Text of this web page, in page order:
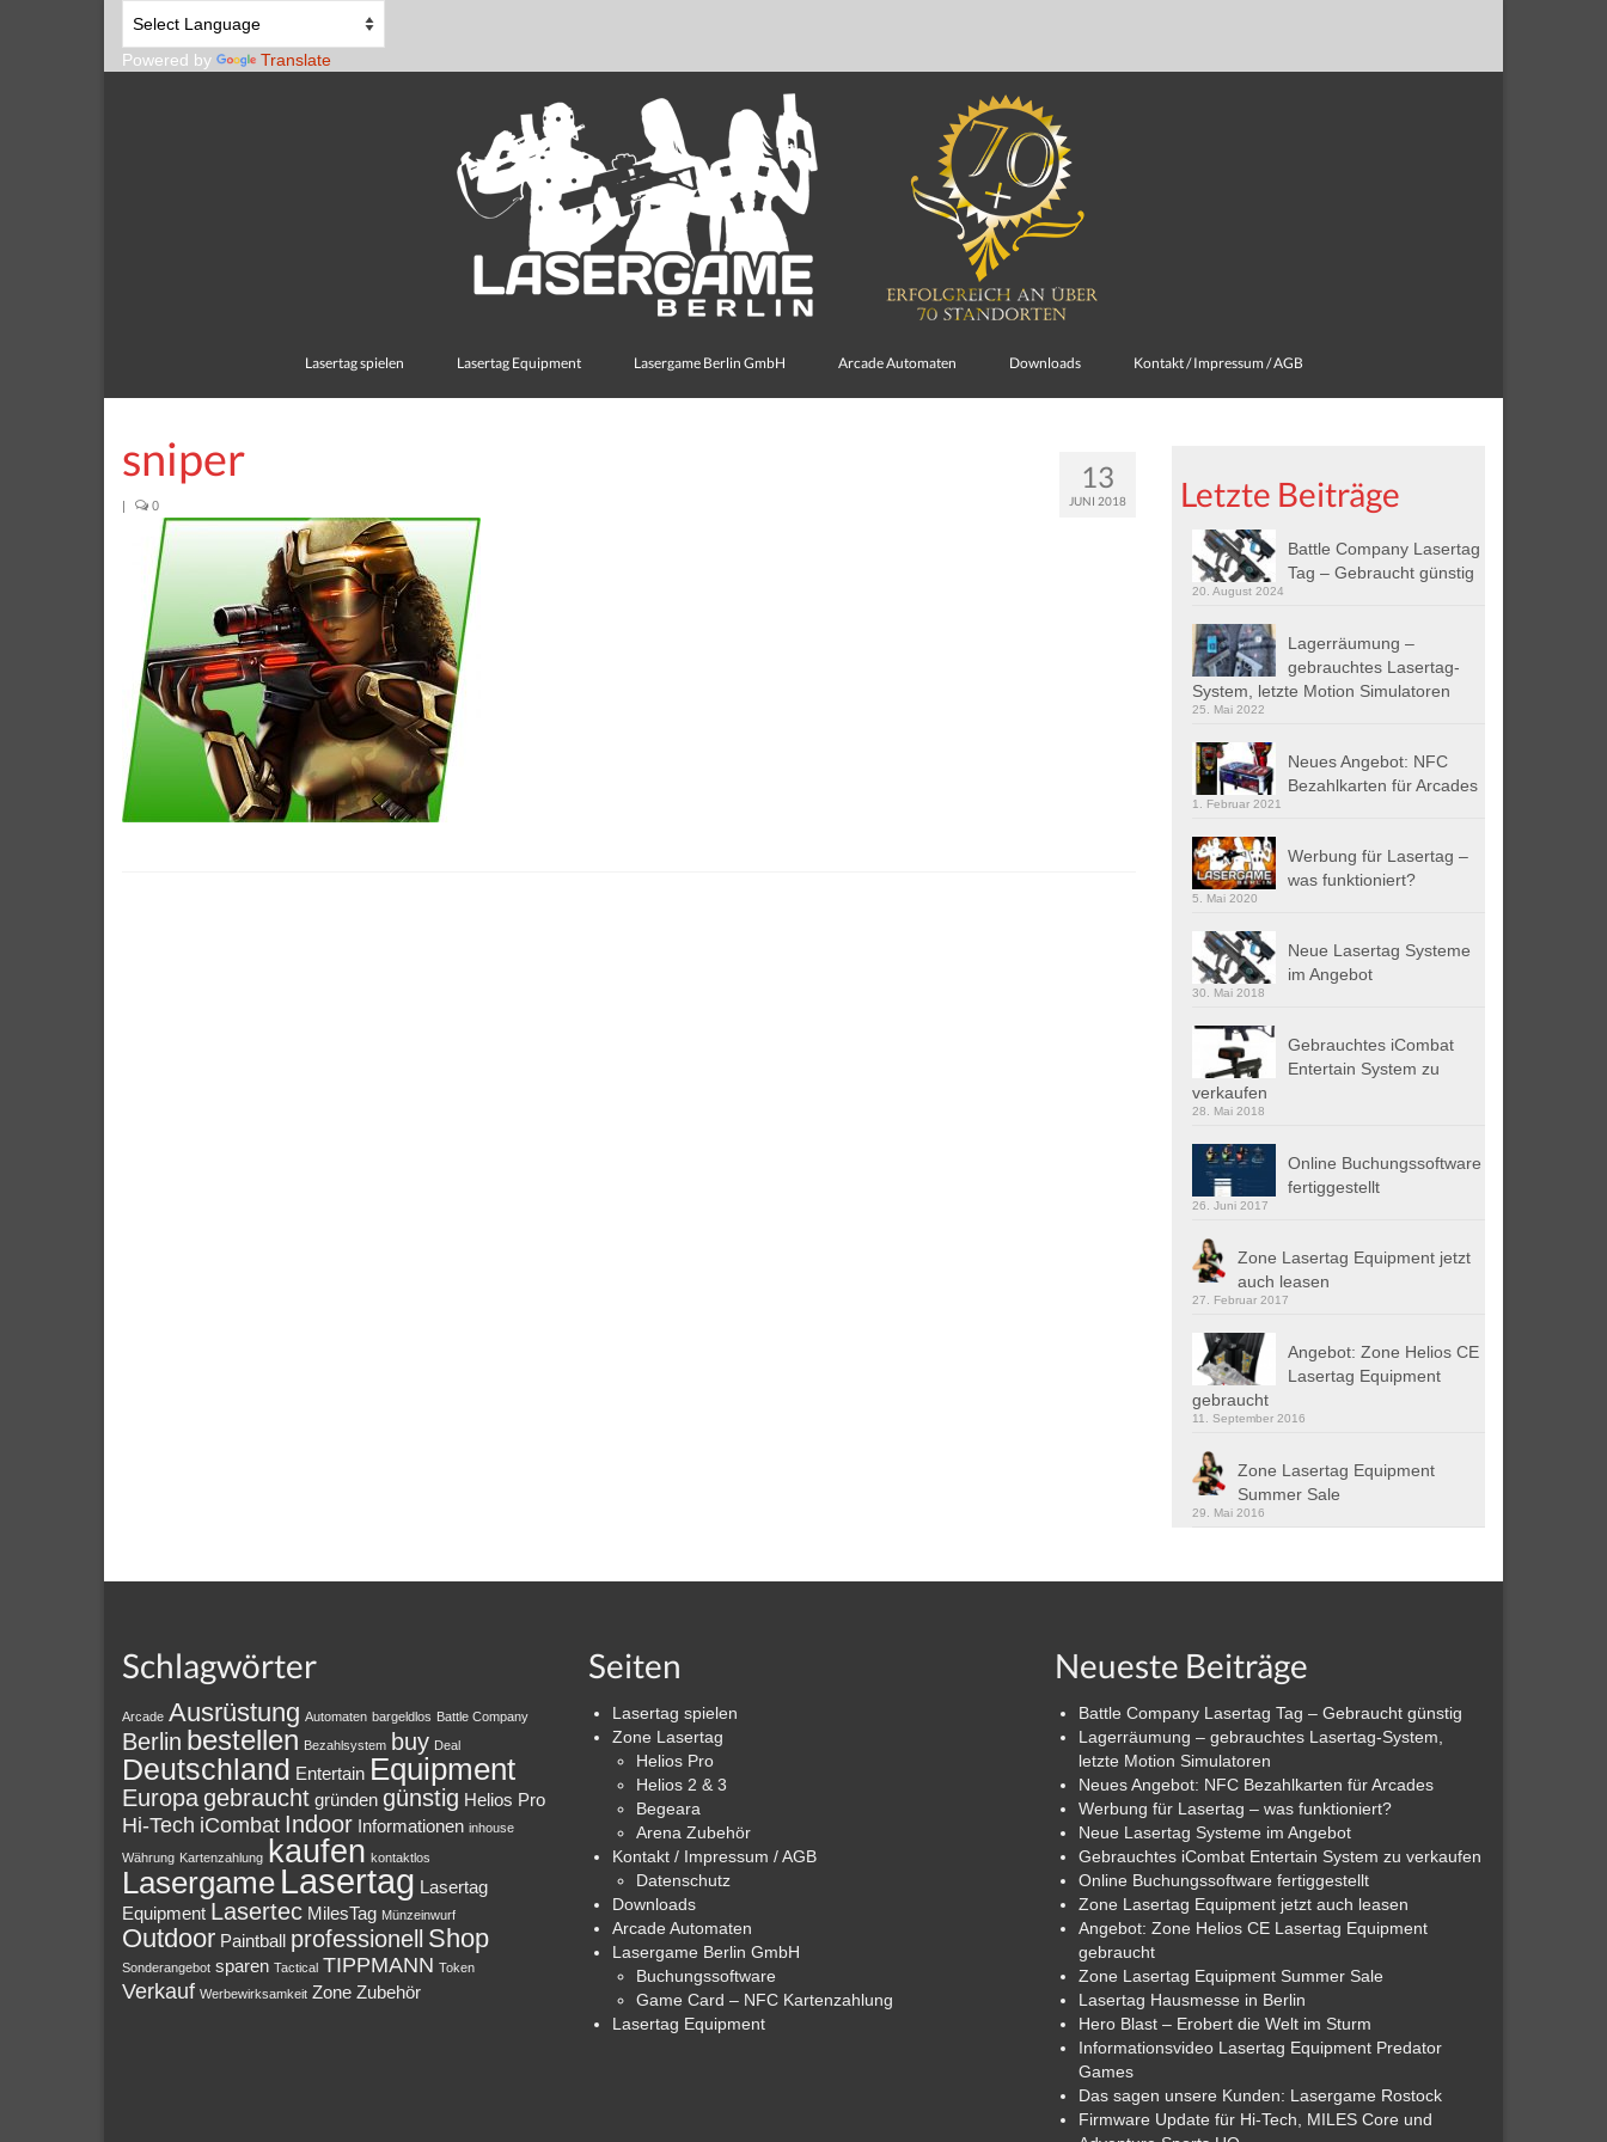
Powered by Translate
Lasertag spielen Lasertag Equipment Lasergame Berlin GmbH Arcade Automaten Downloads Kontakt / Impressum / AGB
13
JUNI 2018
sniper
| 0 Letzte Beiträge
Battle Company Lasertag
Tag – Gebraucht günstig
20. August 2024
Lagerräumung –
gebrauchtes Lasertag-
System, letzte Motion Simulatoren
25. Mai 2022
Neues Angebot: NFC
Bezahlkarten für Arcades
1. Februar 2021
Werbung für Lasertag –
was funktioniert?
5. Mai 2020
Neue Lasertag Systeme
im Angebot
30. Mai 2018
Gebrauchtes iCombat
Entertain System zu
verkaufen
28. Mai 2018
Online Buchungssoftware
fertiggestellt
26. Juni 2017
Zone Lasertag Equipment jetzt
auch leasen
27. Februar 2017
Angebot: Zone Helios CE
Lasertag Equipment
gebraucht
11. September 2016
Zone Lasertag Equipment
Summer Sale
29. Mai 2016
Schlagwörter
Arcade Ausrüstung Automaten bargeldlos Battle Company
Berlin bestellen Bezahlsystem buy Deal
Deutschland Entertain Equipment
Europagebraucht gründen günstig Helios Pro
Hi-Tech iCombat Indoor Informationen inhouse
Währung Kartenzahlung kaufen kontaktlos
Lasergame Lasertag Lasertag
Equipment Lasertec MilesTag Münzeinwurf
Outdoor Paintball professionell Shop
Sonderangebot sparen Tactical TIPPMANN Token
Verkauf Werbewirksamkeit Zone Zubehör
Seiten
Lasertag spielen
Zone Lasertag
Helios Pro
Helios 2 & 3
Begeara
Arena Zubehör
Kontakt / Impressum / AGB
Datenschutz
Downloads
Arcade Automaten
Lasergame Berlin GmbH
Buchungssoftware
Game Card – NFC Kartenzahlung
Lasertag Equipment
Neueste Beiträge
Battle Company Lasertag Tag – Gebraucht günstig
Lagerräumung – gebrauchtes Lasertag-System,
letzte Motion Simulatoren
Neues Angebot: NFC Bezahlkarten für Arcades
Werbung für Lasertag – was funktioniert?
Neue Lasertag Systeme im Angebot
Gebrauchtes iCombat Entertain System zu verkaufen
Online Buchungssoftware fertiggestellt
Zone Lasertag Equipment jetzt auch leasen
Angebot: Zone Helios CE Lasertag Equipment
gebraucht
Zone Lasertag Equipment Summer Sale
Lasertag Hausmesse in Berlin
Hero Blast – Erobert die Welt im Sturm
Informationsvideo Lasertag Equipment Predator
Games
Das sagen unsere Kunden: Lasergame Rostock
Firmware Update für Hi-Tech, MILES Core und